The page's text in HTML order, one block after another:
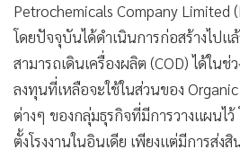
Petrochemicals Company Limited
โดยปัจจุบันได้ดำเนินการก่อสร้างไปแ
สามารถเดินเครื่องผลิต (COD) ได้ในช่
ลงทุนที่เหลือจะใช้ในส่วนของ
ต่างๆ ของกลุ่มธุรกิจที่มีการวางแผนไ
ตั้งโรงงานในอินเดีย เพียงแต่มีการส่ง